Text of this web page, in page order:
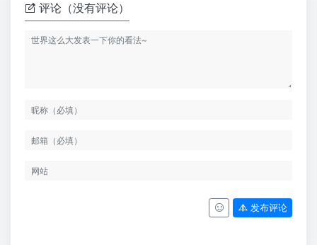
评论（没有评论）
发布评论